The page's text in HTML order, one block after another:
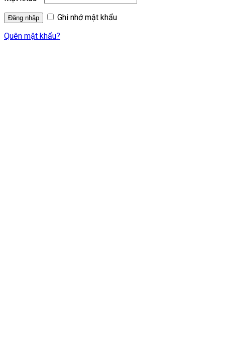
Ghi nhớ mật khẩu
Quên mật khẩu?